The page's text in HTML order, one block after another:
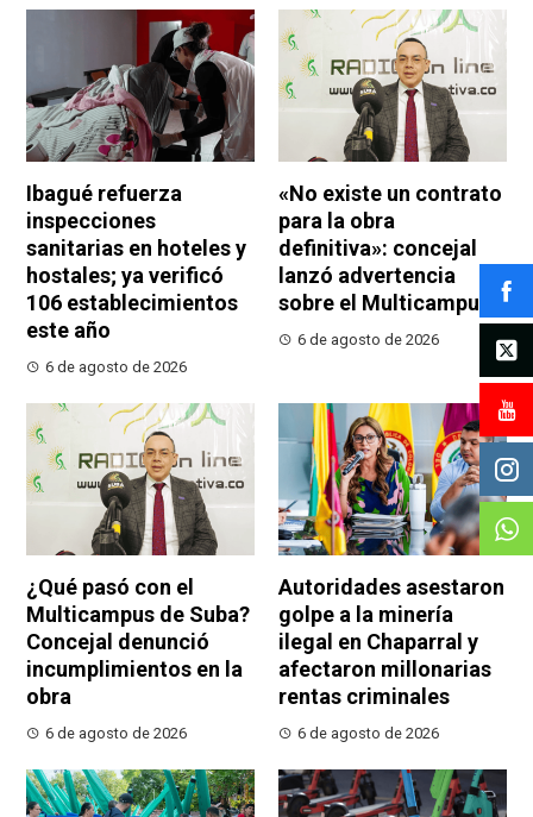
Ibagué refuerza
inspecciones
sanitarias en hoteles y
hostales; ya verificó
106 establecimientos
este año
6 de agosto de 2026
«No existe un contrato
para la obra
definitiva»: concejal
lanzó advertencia
sobre el Multicampus
6 de agosto de 2026
¿Qué pasó con el
Multicampus de Suba?
Concejal denunció
incumplimientos en la
obra
6 de agosto de 2026
Autoridades asestaron
golpe a la minería
ilegal en Chaparral y
afectaron millonarias
rentas criminales
6 de agosto de 2026